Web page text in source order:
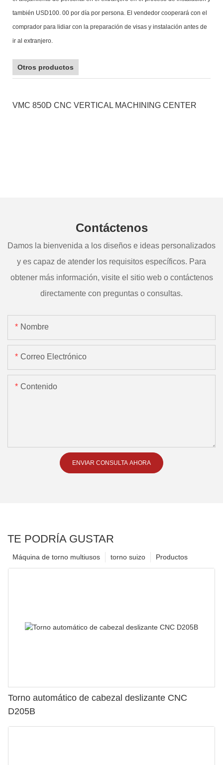
también USD100. 00 por día por persona. El vendedor cooperará con el
comprador para lidiar con la preparación de visas y instalación antes de
ir al extranjero.
Otros productos
VMC 850D CNC VERTICAL MACHINING CENTER
Contáctenos
Damos la bienvenida a los diseños e ideas personalizados
y es capaz de atender los requisitos específicos. Para
obtener más información, visite el sitio web o contáctenos
directamente con preguntas o consultas.
Nombre
Correo Electrónico
Contenido
ENVIAR CONSULTA AHORA
TE PODRÍA GUSTAR
Productos
torno suizo
Máquina de torno multiusos
Torno automático de cabezal deslizante CNC
D205B